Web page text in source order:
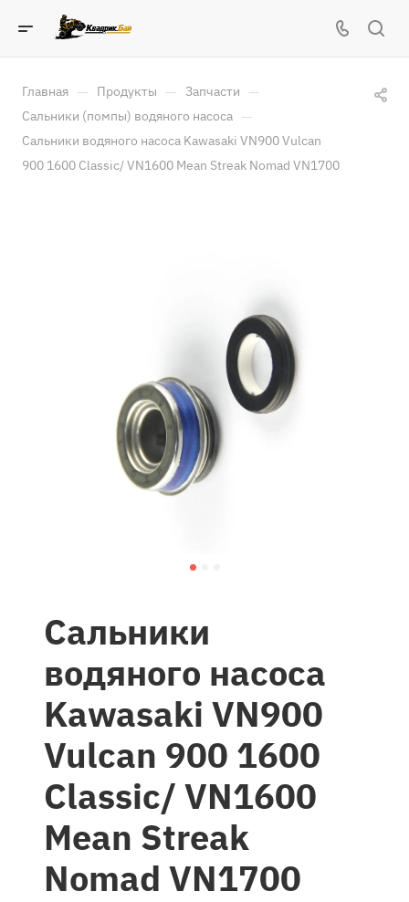
Главная — Продукты — Запчасти —
Сальники (помпы) водяного насоса —
Сальники водяного насоса Kawasaki VN900 Vulcan
900 1600 Classic/ VN1600 Mean Streak Nomad VN1700
Сальники
водяного насоса
Kawasaki VN900
Vulcan 900 1600
Classic/ VN1600
Mean Streak
Nomad VN1700